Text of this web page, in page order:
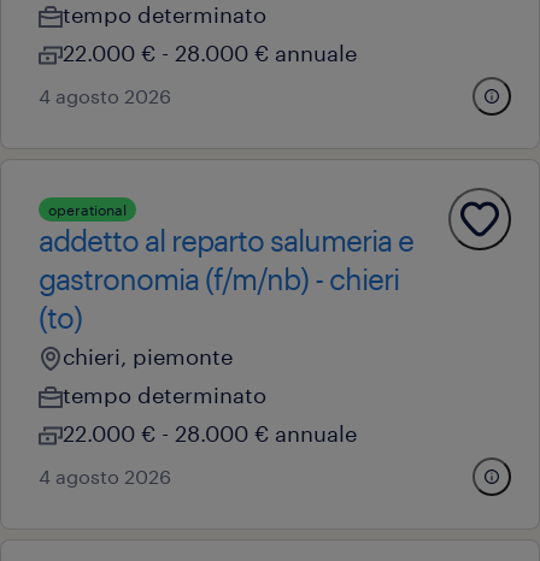
tempo determinato
22.000 € - 28.000 € annuale
4 agosto 2026
operational
addetto al reparto salumeria e
gastronomia (f/m/nb) - chieri
(to)
chieri, piemonte
tempo determinato
22.000 € - 28.000 € annuale
4 agosto 2026